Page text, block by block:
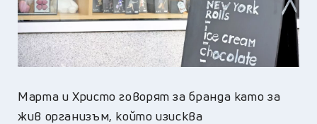
Марта и Христо говорят за бранда като за
жив организъм, който изисква